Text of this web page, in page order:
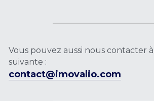
CONTACTEZ-
Vous pouvez aussi nous contacter
suivante :
contact@imovalio.com